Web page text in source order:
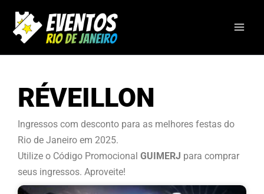
para
conteúdo
RÉVEILLON
Ingressos com desconto para as melhores festas do
Rio de Janeiro em 2025.
Utilize o Código Promocional GUIMERJ para comprar
seus ingressos. Aproveite!